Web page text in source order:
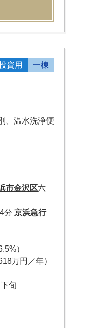
資用 一棟
、温水洗浄便
市金沢区六
分京浜急行
）
万円／年）
旬